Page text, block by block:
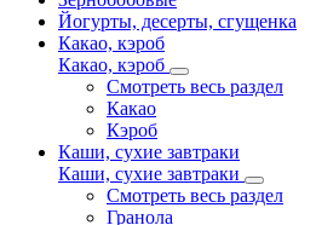
Йогурты, десерты, сгущенка
Какао, кэроб
Какао, кэроб
Смотреть весь раздел
Какао
Кэроб
Каши, сухие завтраки
Каши, сухие завтраки
Смотреть весь раздел
Гранола